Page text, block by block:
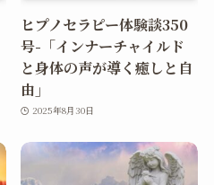
ヒプノセラピー体験談350
号-「インナーチャイルド
と身体の声が導く癒しと自
由」
2025年8月30日